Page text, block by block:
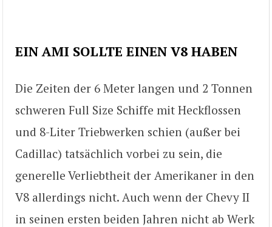
EIN AMI SOLLTE EINEN V8 HABEN
Die Zeiten der 6 Meter langen und 2 Tonnen
schweren Full Size Schiffe mit Heckflossen
und 8-Liter Triebwerken schien (außer bei
Cadillac) tatsächlich vorbei zu sein, die
generelle Verliebtheit der Amerikaner in den
V8 allerdings nicht. Auch wenn der Chevy II
in seinen ersten beiden Jahren nicht ab Werk